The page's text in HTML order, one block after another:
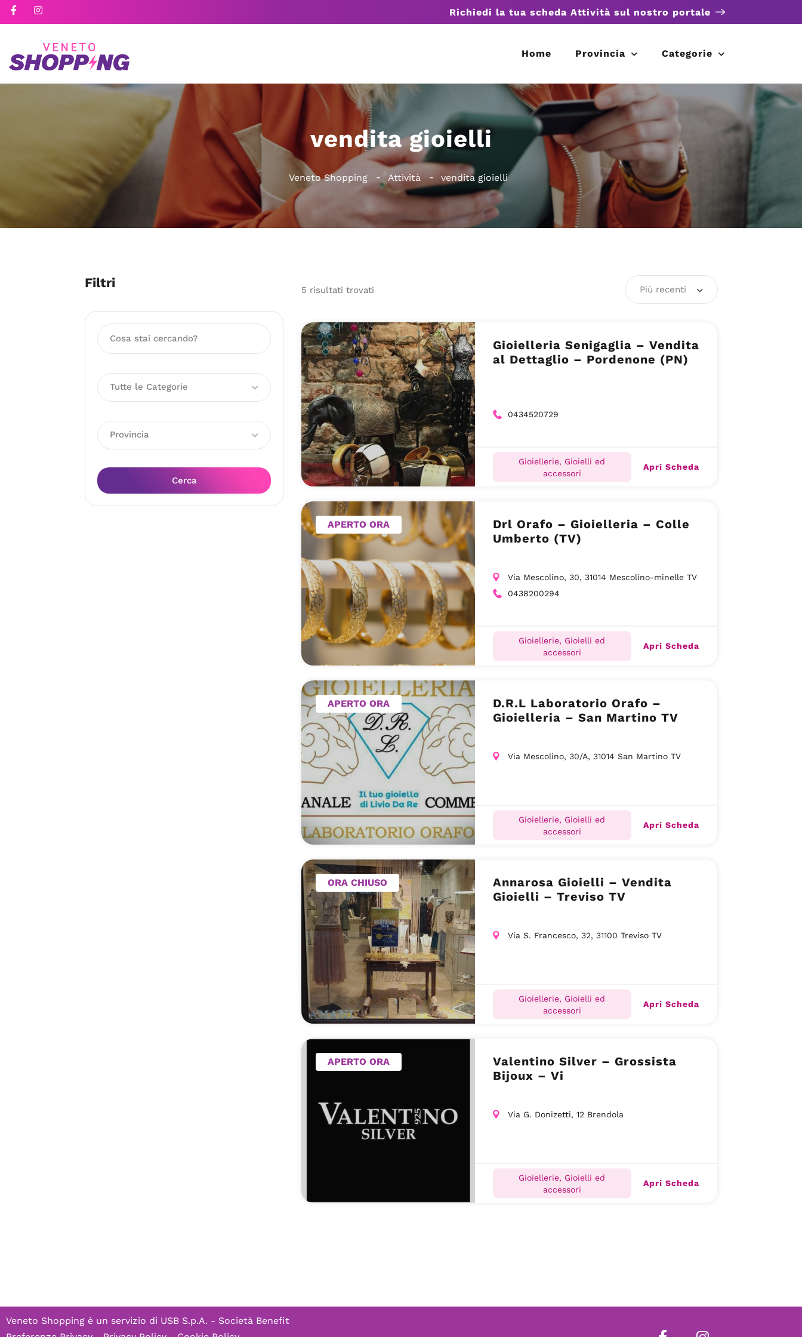
Richiedi la tua scheda Attività sul nostro portale
Home Provincia Categorie
vendita gioielli
Veneto Shopping Attività vendita gioielli
Filtri
Tutte le Categorie
Provincia
Cerca
5 risultati trovati Più recenti
Gioielleria Senigaglia – Vendita
al Dettaglio – Pordenone (PN)
0434520729
Gioiellerie, Gioielli ed
accessori
Apri Scheda
APERTO ORA
Drl Orafo – Gioielleria – Colle
Umberto (TV)
Via Mescolino, 30, 31014 Mescolino-minelle TV
0438200294
Gioiellerie, Gioielli ed
accessori
Apri Scheda
APERTO ORA
D.R.L Laboratorio Orafo –
Gioielleria – San Martino TV
Via Mescolino, 30/A, 31014 San Martino TV
Gioiellerie, Gioielli ed
accessori
Apri Scheda
ORA CHIUSO
Annarosa Gioielli – Vendita
Gioielli – Treviso TV
Via S. Francesco, 32, 31100 Treviso TV
Gioiellerie, Gioielli ed
accessori
Apri Scheda
APERTO ORA
Valentino Silver – Grossista
Bijoux – Vi
Via G. Donizetti, 12 Brendola
Gioiellerie, Gioielli ed
accessori
Apri Scheda
Veneto Shopping è un servizio di USB S.p.A. - Società Benefit